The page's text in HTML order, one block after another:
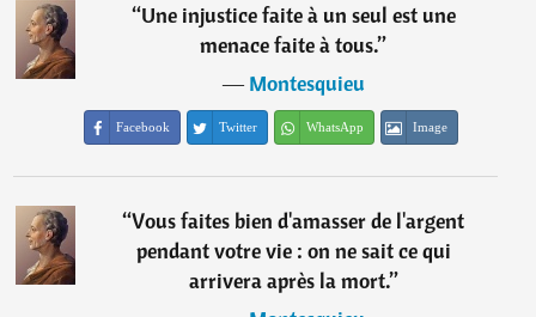
“Une injustice faite à un seul est une
menace faite à tous.”
―Montesquieu
Facebook Twitter WhatsApp Image
“Vous faites bien d'amasser de l'argent
pendant votre vie : on ne sait ce qui
arrivera après la mort.”